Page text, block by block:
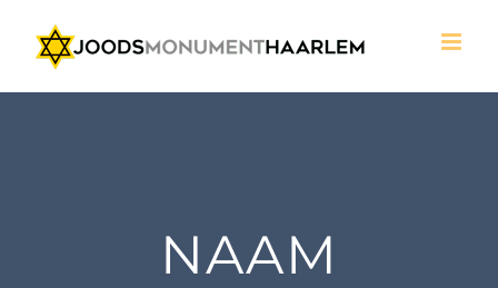
inhoud
NAAM